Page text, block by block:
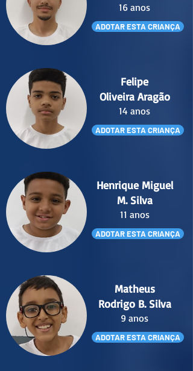
16 anos
ADOTAR ESTA CRIANÇA
Felipe
Oliveira Aragão
14 anos
ADOTAR ESTA CRIANÇA
Henrique Miguel
M. Silva
11 anos
ADOTAR ESTA CRIANÇA
Matheus
Rodrigo B. Silva
9 anos
ADOTAR ESTA CRIANÇA